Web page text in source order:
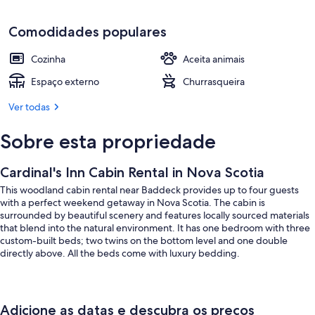
Comodidades populares
Cozinha
Aceita animais
Espaço externo
Churrasqueira
Ver todas
Sobre esta propriedade
Cardinal's Inn Cabin Rental in Nova Scotia
This woodland cabin rental near Baddeck provides up to four guests
with a perfect weekend getaway in Nova Scotia. The cabin is
surrounded by beautiful scenery and features locally sourced materials
that blend into the natural environment. It has one bedroom with three
custom-built beds; two twins on the bottom level and one double
directly above. All the beds come with luxury bedding.
The kitchen and bathroom are shared with other guests and are only a
Adicione as datas e descubra os preços